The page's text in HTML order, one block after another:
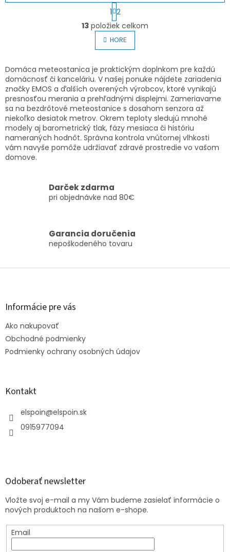
O
v
l
á
a
c
i
e
p
r
v
k
y
s
S
t
r
á
n
k
v
a
n
i
e
1 2
13 položiek celkom
HORE
Domáca meteostanica je praktickým doplnkom pre každú
domácnosť či kanceláriu. V našej ponuke nájdete zariadenia
značky EMOS a ďalších overených výrobcov, ktoré vynikajú
presnosťou merania a prehľadnými displejmi. Zameriavame
sa na bezdrôtové meteostanice s dosahom senzora až
niekoľko desiatok metrov. Okrem teploty sledujú mnohé
modely aj barometrický tlak, fázy mesiaca či históriu
nameraných hodnôt. Správna kontrola vnútornej vlhkosti
vám navyše pomôže udržiavať zdravé prostredie vo vašom
domove.
Darček zdarma
pri objednávke nad 80€
Garancia doručenia
nepoškodeného tovaru
Z
Informácie pre vás
Ako nakupovať
Obchodné podmienky
Podmienky ochrany osobných údajov
Kontakt
elspoin@elspoin.sk
0915977094
Odoberať newsletter
Vložte svoj e-mail a my Vám budeme zasielať informácie o
nových produktoch na našom e-shope.
Email